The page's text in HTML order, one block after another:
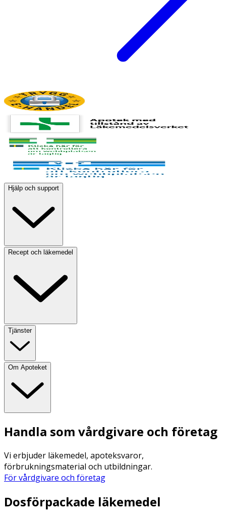
Hjälp och support
Recept och läkemedel
Tjänster
Om Apoteket
Handla som vårdgivare och företag
Vi erbjuder läkemedel, apoteksvaror,
förbrukningsmaterial och utbildningar.
För vårdgivare och företag
Dosförpackade läkemedel